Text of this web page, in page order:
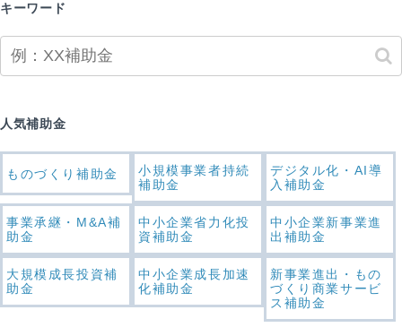
キーワード
人気補助金
ものづくり補助金
小規模事業者持続
補助金
デジタル化・AI導
入補助金
事業承継・M&A補
助金
中小企業省力化投
資補助金
中小企業新事業進
出補助金
大規模成長投資補
助金
中小企業成長加速
化補助金
新事業進出・もの
づくり商業サービ
ス補助金